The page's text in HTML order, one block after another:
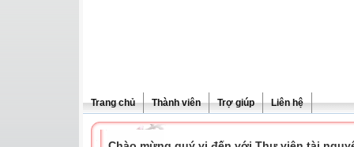
Trang chủ Thành viên Trợ giúp Liên hệ